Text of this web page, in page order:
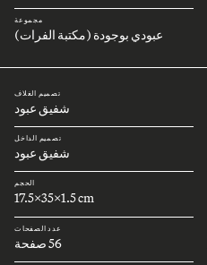
مجموعة
عبودي بوجودة (مكتبة الفرات)
تصميم الغلاف
شفيق عبود
تصميم الداخل
شفيق عبود
الحجم
17.5x35x1.5 cm
عدد الصفحات
56 صفحة